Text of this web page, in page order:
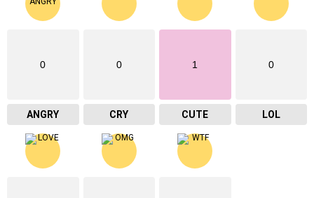
0
ANGRY
0
CRY
1
CUTE
0
LOL